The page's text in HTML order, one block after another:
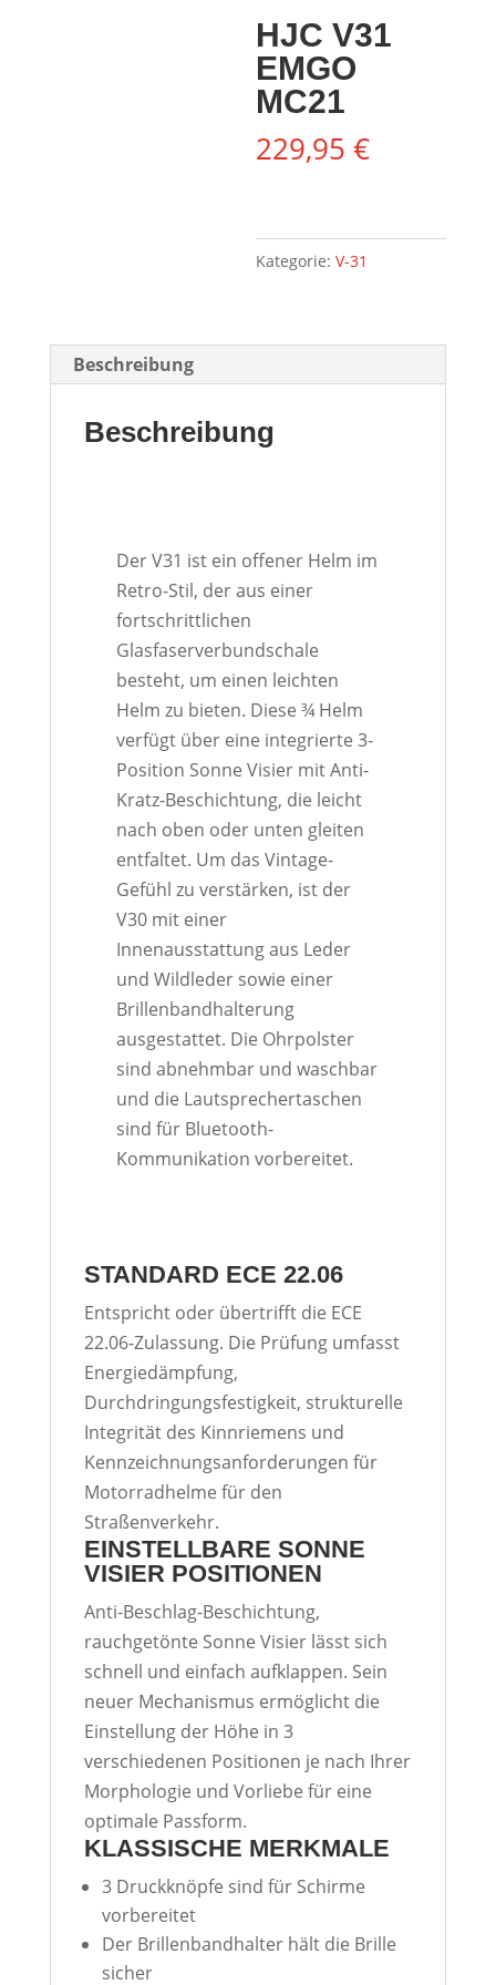
HJC V31
EMGO
MC21
229,95€
Kategorie:V-31
Beschreibung
Beschreibung
Der V31 ist ein offener Helm im
Retro-Stil, der aus einer
fortschrittlichen
Glasfaserverbundschale
besteht, um einen leichten
Helm zu bieten. Diese ¾ Helm
verfügt über eine integrierte 3-
Position Sonne Visier mit Anti-
Kratz-Beschichtung, die leicht
nach oben oder unten gleiten
entfaltet. Um das Vintage-
Gefühl zu verstärken, ist der
V30 mit einer
Innenausstattung aus Leder
und Wildleder sowie einer
Brillenbandhalterung
ausgestattet. Die Ohrpolster
sind abnehmbar und waschbar
und die Lautsprechertaschen
sind für Bluetooth-
Kommunikation vorbereitet.
STANDARD ECE 22.06
Entspricht oder übertrifft die ECE
22.06-Zulassung. Die Prüfung umfasst
Energiedämpfung,
Durchdringungsfestigkeit, strukturelle
Integrität des Kinnriemens und
Kennzeichnungsanforderungen für
Motorradhelme für den
Straßenverkehr.
EINSTELLBARE SONNE
VISIER POSITIONEN
Anti-Beschlag-Beschichtung,
rauchgetönte Sonne Visier lässt sich
schnell und einfach aufklappen. Sein
neuer Mechanismus ermöglicht die
Einstellung der Höhe in 3
verschiedenen Positionen je nach Ihrer
Morphologie und Vorliebe für eine
optimale Passform.
KLASSISCHE MERKMALE
3 Druckknöpfe sind für Schirme
vorbereitet
Der Brillenbandhalter hält die Brille
sicher